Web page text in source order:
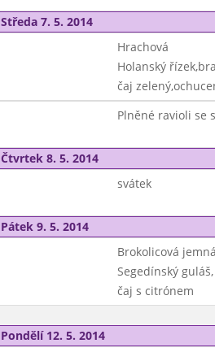
Středa 7. 5. 2014
Hrachová
Holanský
čaj
Plněné ravioli se
Čtvrtek 8. 5. 2014
svátek
Pátek 9. 5. 2014
Brokolicová
Segedínský
čaj s citrónem
Pondělí 12. 5. 2014